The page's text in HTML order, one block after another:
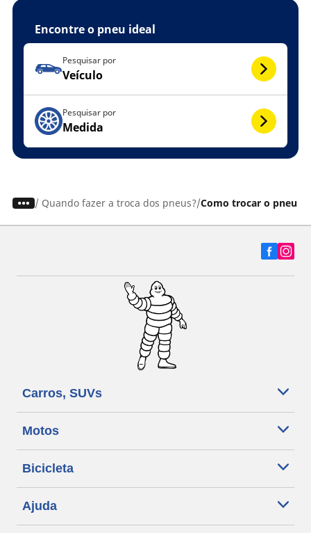
Encontre o pneu ideal
Pesquisar por
Veículo
Pesquisar por
Medida
/ Quando fazer a troca dos pneus? Como trocar o pneu
Carros, SUVs
Motos
Bicicleta
Ajuda